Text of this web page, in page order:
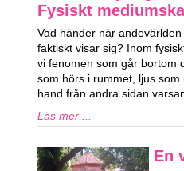
Fysiskt
Vad händer när
faktiskt visar sig? Inom
vi fenomen som går bortom
som hörs i rummet, ljus
hand från andra sidan
Läs mer ...
En